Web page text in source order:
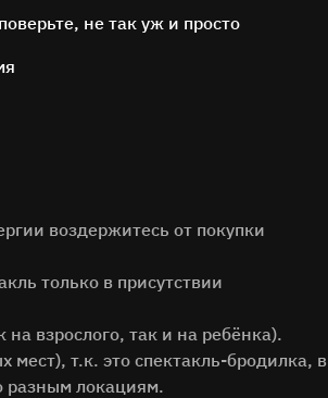
Поиск
не так уж и просто
воздержитесь от покупки
только в присутствии
взрослого, так и на ребёнка).
мест), т.к. это спектакль-бродилка, в
разным локациям.